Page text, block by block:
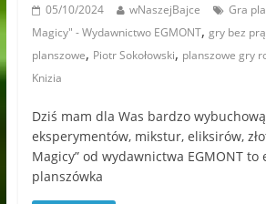
05/10/2024 wNaszejBajce
Gra
Magicy" - Wydawnictwo EGMONT, gry bez
planszowe, Piotr Sokołowski, planszowe gry
Knizia
Dziś mam dla Was bardzo
eksperymentów, mikstur, eliksirów,
Magicy” od wydawnictwa EGMONT to
planszówka